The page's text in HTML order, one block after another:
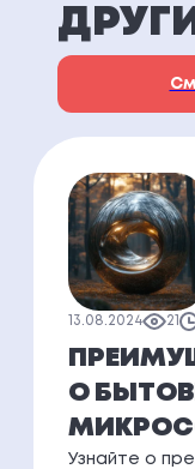
13.08.2024 21
О
Узнайте о